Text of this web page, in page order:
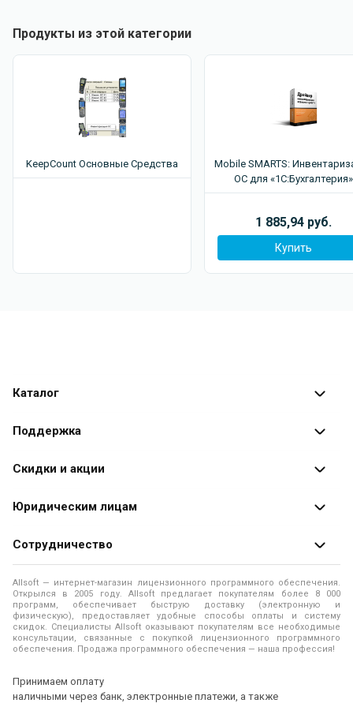
пользователь «Б» изменил без показа всех реквизитов.
Это позволяет точно сказать, что было изменено.
Есть возможность настроить список объектов, по
которым не нужно отслеживать изменения. Так как в
типовых конфигурациях есть, например, справочники
которым нет необходимости вести историю изменений,
распределенных
с двумя способами
ведения истории (полный или упрощенный).
предыдущие версии по данным журнала регистрации.
Возможность записи событий входа и выхода
можно отключить).
компьютеру, типу метаданных, объекту, представлению,
событию за период.
Один журнал регистрации 1C для нескольких
информационных баз 1С.
Есть возможность добавить подписки на события,
объектов или реквизитов и оповещать ответственных
Продукты из этой категории
KeepCount Основные Средства
Mobile SMARTS:
ОС для «1С:Бухгалтерия»
1 885,94 руб.
Купить
Принимаем оплату
наличными через банк, электронные платежи, а также
Каталог
Каталог программ
Поддержка
Оплата заказов
Доставка заказа
Помощь
Правила продажи
Политика использования файлов Cookie
Скидки и акции
Специальные
Юридическим лицам
Продажа программ юридическим лицам
О лицензировании программного обеспечения
Программы для компьютера
Контакты
Сотрудничество
О магазине
Адреса и телефоны
Новости
Allsoft — интернет-магазин лицензионного программного обеспечения.
Открылся в 2005 году. Allsoft предлагает покупателям более 8 000
программ, обеспечивает быструю доставку (электронную и
физическую), предоставляет удобные способы оплаты и систему
скидок. Специалисты Allsoft оказывают покупателям все необходимые
консультации, связанные с покупкой лицензионного программного
обеспечения. Продажа программного обеспечения — наша профессия!